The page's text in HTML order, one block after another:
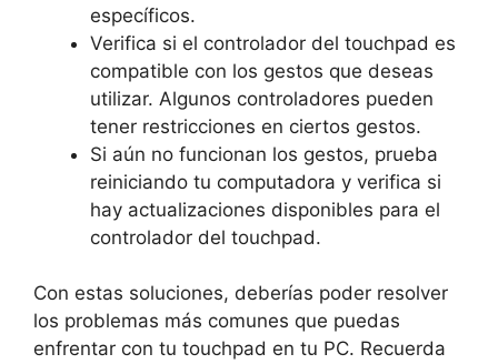
específicos.
Verifica si‍ el controlador del​ touchpad‌ es
compatible ‌con los gestos que deseas
utilizar. ⁢Algunos controladores⁤ pueden
tener restricciones en ciertos gestos.
Si aún no funcionan los gestos, prueba
reiniciando ⁢tu ⁢computadora y verifica si
hay actualizaciones disponibles para el
controlador del touchpad.
Con estas soluciones, deberías poder resolver
los problemas más comunes‌ que puedas
⁤enfrentar con⁤ tu⁤ touchpad ​en tu‌ PC. Recuerda